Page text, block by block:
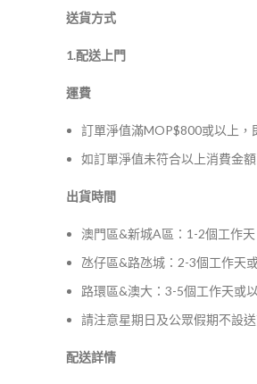
送貨方式
1.配送上門
運費
訂單淨值滿MOP$800或以上，
如訂單淨值未符合以上消費金
出貨時間
澳門區&新城A區：1-2個工作
氹仔區&路氹城：2-3個工作天
路環區&澳大：3-5個工作天或
請注意星期日及公眾假期不設
配送詳情